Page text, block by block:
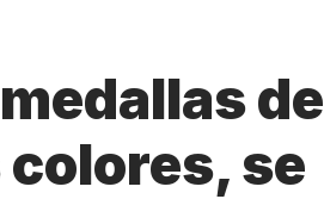
de
se